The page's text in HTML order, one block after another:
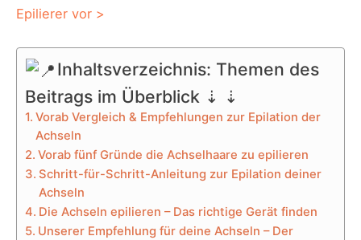
Epilierer vor >
Inhaltsverzeichnis: Themen des
Beitrags im Überblick ⇣ ⇣
Vorab Vergleich & Empfehlungen zur Epilation der
Achseln
Vorab fünf Gründe die Achselhaare zu epilieren
Schritt-für-Schritt-Anleitung zur Epilation deiner
Achseln
Die Achseln epilieren – Das richtige Gerät finden
Unserer Empfehlung für deine Achseln – Der